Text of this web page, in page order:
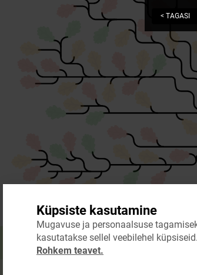
Küpsiste kasutamine
Mugavuse ja personaalsuse
kasutatakse sellel veebilehel küpsiseid.
Rohkem teavet.
< TAGASI